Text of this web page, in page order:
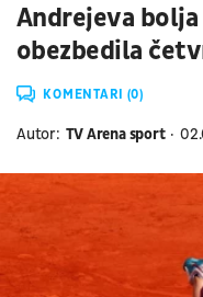
Andrejeva
obezbedila
KOMENTARI (0)
Autor: TV Arena sport